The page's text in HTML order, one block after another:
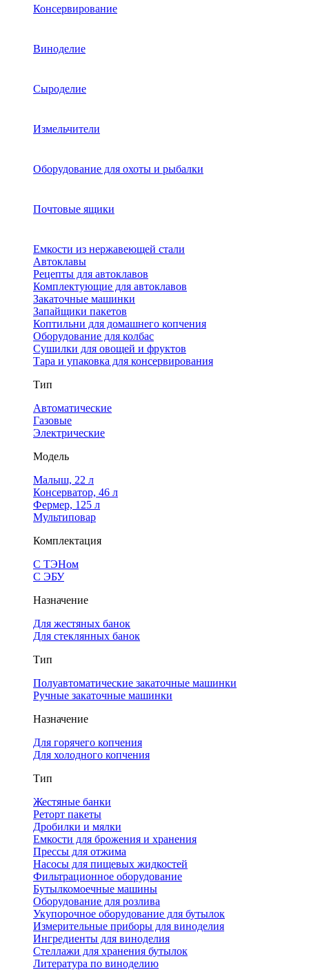
Консервирование
Виноделие
Сыроделие
Измельчители
Оборудование для охоты и рыбалки
Почтовые ящики
Емкости из нержавеющей стали
Автоклавы
Рецепты для автоклавов
Комплектующие для автоклавов
Закаточные машинки
Запайщики пакетов
Коптильни для домашнего копчения
Оборудование для колбас
Сушилки для овощей и фруктов
Тара и упаковка для консервирования
Тип
Автоматические
Газовые
Электрические
Модель
Малыш, 22 л
Консерватор, 46 л
Фермер, 125 л
Мультиповар
Комплектация
С ТЭНом
С ЭБУ
Назначение
Для жестяных банок
Для стеклянных банок
Тип
Полуавтоматические закаточные машинки
Ручные закаточные машинки
Назначение
Для горячего копчения
Для холодного копчения
Тип
Жестяные банки
Реторт пакеты
Дробилки и мялки
Емкости для брожения и хранения
Прессы для отжима
Насосы для пищевых жидкостей
Фильтрационное оборудование
Бутылкомоечные машины
Оборудование для розлива
Укупорочное оборудование для бутылок
Измерительные приборы для виноделия
Ингредиенты для виноделия
Стеллажи для хранения бутылок
Литература по виноделию